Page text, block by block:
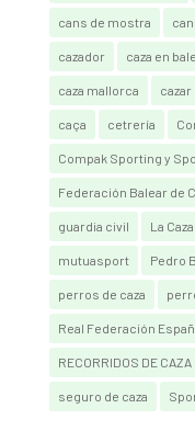
cans de mostra
cazador caza en
caza mallorca cazar
caça cetrería
Compak Sporting y
Federación Balear de
guardia civil La
mutuasport Pedro
perros de caza
Real Federación
RECORRIDOS DE CAZA
seguro de caza